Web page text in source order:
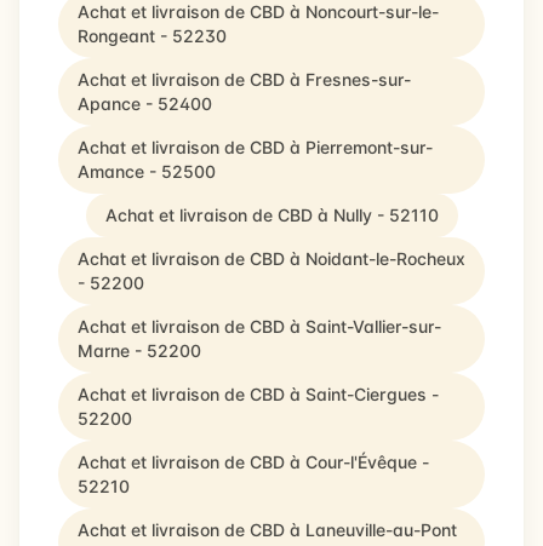
Achat et livraison de CBD à Noncourt-sur-le-
Rongeant - 52230
Achat et livraison de CBD à Fresnes-sur-
Apance - 52400
Achat et livraison de CBD à Pierremont-sur-
Amance - 52500
Achat et livraison de CBD à Nully - 52110
Achat et livraison de CBD à Noidant-le-Rocheux
- 52200
Achat et livraison de CBD à Saint-Vallier-sur-
Marne - 52200
Achat et livraison de CBD à Saint-Ciergues -
52200
Achat et livraison de CBD à Cour-l'Évêque -
52210
Achat et livraison de CBD à Laneuville-au-Pont